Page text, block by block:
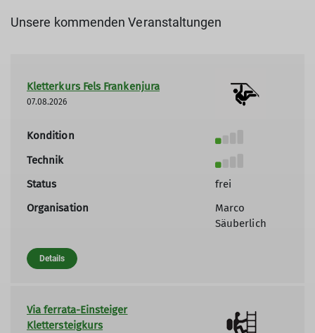
Unsere kommenden Veranstaltungen
Kletterkurs Fels Frankenjura
07.08.2026
Kondition
Technik
Status
frei
Organisation
Marco
Säuberlich
Details
Via ferrata-Einsteiger
Klettersteigkurs